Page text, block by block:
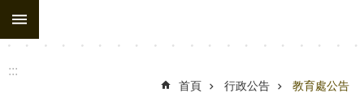
跳到主要內容區塊
搜
尋
:::
首頁 行政公告 教育處公告